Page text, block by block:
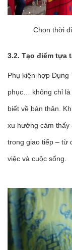
Chọn thời
3.2. Tạo điểm tựa
Phụ kiện hợp Dụng
phục… không chỉ là
biết về bản thân.
xu hướng cảm thấy
trong giao tiếp – từ
việc và cuộc sống.